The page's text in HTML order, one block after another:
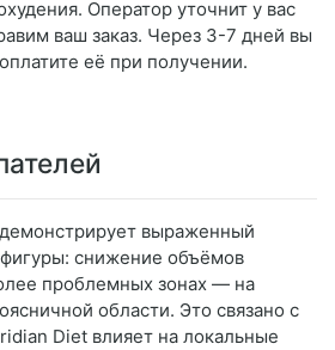
Оператор уточнит у вас
ваш заказ. Через 3-7 дней вы
её при получении.
выраженный
снижение объёмов
проблемных зонах — на
области. Это связано с
Diet влияет на локальные